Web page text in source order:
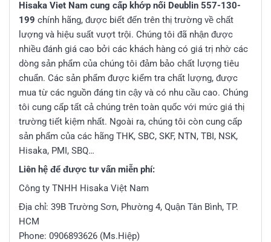
Hisaka Viet Nam cung cấp khớp nối Deublin 557-130-
199 chính hãng, được biết đến trên thị trường về chất
lượng và hiệu suất vượt trội. Chúng tôi đã nhận được
nhiều đánh giá cao bởi các khách hàng có giá trị nhờ các
dòng sản phẩm của chúng tôi đảm bảo chất lượng tiêu
chuẩn. Các sản phẩm được kiểm tra chất lượng, được
mua từ các nguồn đáng tin cậy và có nhu cầu cao. Chúng
tôi cung cấp tất cả chúng trên toàn quốc với mức giá thị
trường tiết kiệm nhất. Ngoài ra, chúng tôi còn cung cấp
sản phẩm của các hãng THK, SBC, SKF, NTN, TBI, NSK,
Hisaka, PMI, SBQ…
Liên hệ để được tư vấn miễn phí:
Công ty TNHH Hisaka Việt Nam
Địa chỉ: 39B Trường Sơn, Phường 4, Quận Tân Bình, TP.
HCM
Phone: 0906893626 (Ms.Hiệp)